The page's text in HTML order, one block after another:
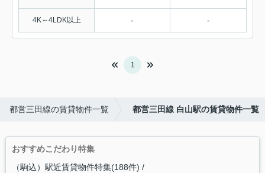
4K～4LDK以上 - -
1
都営三田線の賃貸物件一覧 都営三田線 白山駅の賃貸物件一覧
おすすめこだわり特集
（駒込）駅近賃貸物件特集(188件)